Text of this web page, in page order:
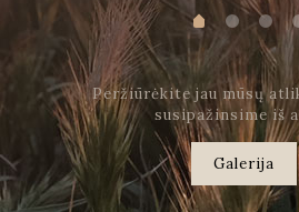
Peržiūrėkite jau mūsų
susipažinsime iš
Galerija